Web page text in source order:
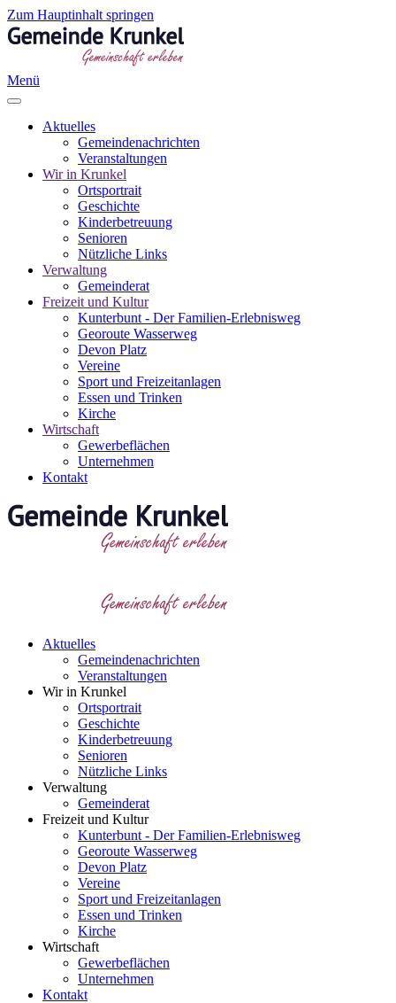
Zum Hauptinhalt springen
Menü
Aktuelles
Gemeindenachrichten
Veranstaltungen
Wir in Krunkel
Ortsportrait
Geschichte
Kinderbetreuung
Senioren
Nützliche Links
Verwaltung
Gemeinderat
Freizeit und Kultur
Kunterbunt - Der Familien-Erlebnisweg
Georoute Wasserweg
Devon Platz
Vereine
Sport und Freizeitanlagen
Essen und Trinken
Kirche
Wirtschaft
Gewerbeflächen
Unternehmen
Kontakt
Aktuelles
Gemeindenachrichten
Veranstaltungen
Wir in Krunkel
Ortsportrait
Geschichte
Kinderbetreuung
Senioren
Nützliche Links
Verwaltung
Gemeinderat
Freizeit und Kultur
Kunterbunt - Der Familien-Erlebnisweg
Georoute Wasserweg
Devon Platz
Vereine
Sport und Freizeitanlagen
Essen und Trinken
Kirche
Wirtschaft
Gewerbeflächen
Unternehmen
Kontakt